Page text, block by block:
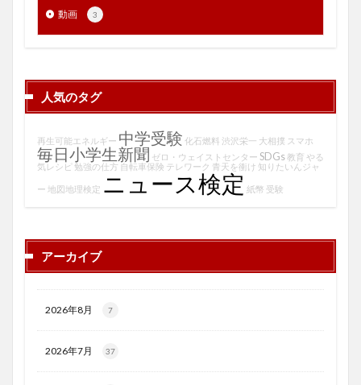
動画 3
人気のタグ
再生可能エネルギー 中学受験 化石燃料 渋沢栄一 大相撲 スマホ
毎日小学生新聞 ゼロ・ウェイストセンター SDGs教育 やる
気レシピ 勉強の仕方 自転車保険 テレワーク 青天を衝け 知りたいんジャ
ー 地図地理検定 ニュース検定 紙幣 受験
アーカイブ
2026年8月 7
2026年7月 37